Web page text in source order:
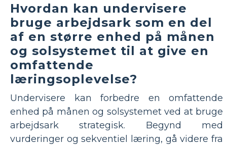
Hvordan kan undervisere
bruge arbejdsark som en del
af en større enhed på månen
og solsystemet til at give en
omfattende
læringsoplevelse?
Undervisere kan forbedre en omfattende
enhed på månen og solsystemet ved at bruge
arbejdsark strategisk. Begynd med
vurderinger og sekventiel læring, gå videre fra